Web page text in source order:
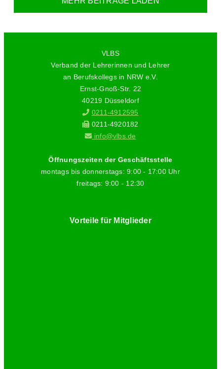
VLBS
Verband der Lehrerinnen und Lehrer
an Berufskollegs in NRW e.V.
Ernst-Gnoß-Str. 22
40219 Düsseldorf
0211-4912595
0211-4920182
info@vlbs.de
Öffnungszeiten der Geschäftsstelle
montags bis donnerstags: 9:00 - 17:00 Uhr
freitags: 9:00 - 12:30
Vorteile für Mitglieder